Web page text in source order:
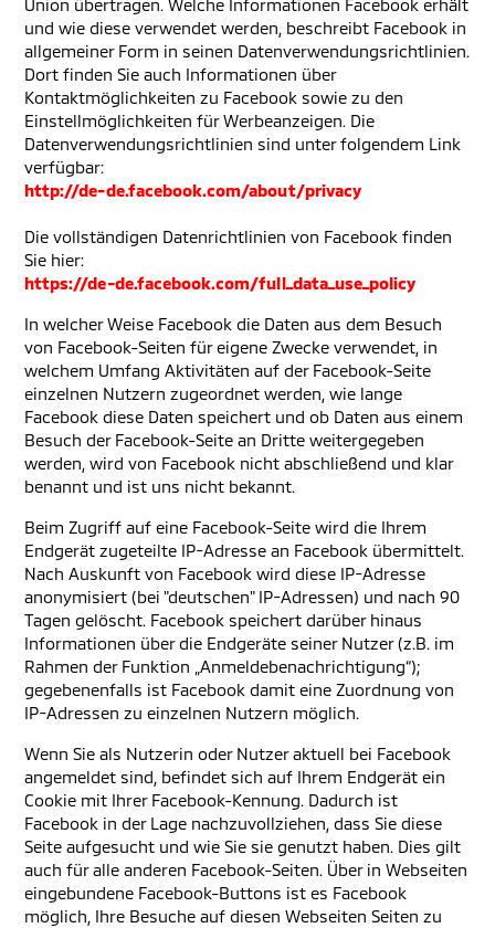
Union übertragen. Welche Informationen Facebook erhält
und wie diese verwendet werden, beschreibt Facebook in
allgemeiner Form in seinen Datenverwendungsrichtlinien.
Dort finden Sie auch Informationen über
Kontaktmöglichkeiten zu Facebook sowie zu den
Einstellmöglichkeiten für Werbeanzeigen. Die
Datenverwendungsrichtlinien sind unter folgendem Link
verfügbar:
http://de-de.facebook.com/about/privacy
Die vollständigen Datenrichtlinien von Facebook finden
Sie hier:
https://de-de.facebook.com/full_data_use_policy
In welcher Weise Facebook die Daten aus dem Besuch
von Facebook-Seiten für eigene Zwecke verwendet, in
welchem Umfang Aktivitäten auf der Facebook-Seite
einzelnen Nutzern zugeordnet werden, wie lange
Facebook diese Daten speichert und ob Daten aus einem
Besuch der Facebook-Seite an Dritte weitergegeben
werden, wird von Facebook nicht abschließend und klar
benannt und ist uns nicht bekannt.
Beim Zugriff auf eine Facebook-Seite wird die Ihrem
Endgerät zugeteilte IP-Adresse an Facebook übermittelt.
Nach Auskunft von Facebook wird diese IP-Adresse
anonymisiert (bei "deutschen" IP-Adressen) und nach 90
Tagen gelöscht. Facebook speichert darüber hinaus
Informationen über die Endgeräte seiner Nutzer (z.B. im
Rahmen der Funktion „Anmeldebenachrichtigung“);
gegebenenfalls ist Facebook damit eine Zuordnung von
IP-Adressen zu einzelnen Nutzern möglich.
Wenn Sie als Nutzerin oder Nutzer aktuell bei Facebook
angemeldet sind, befindet sich auf Ihrem Endgerät ein
Cookie mit Ihrer Facebook-Kennung. Dadurch ist
Facebook in der Lage nachzuvollziehen, dass Sie diese
Seite aufgesucht und wie Sie sie genutzt haben. Dies gilt
auch für alle anderen Facebook-Seiten. Über in Webseiten
eingebundene Facebook-Buttons ist es Facebook
möglich, Ihre Besuche auf diesen Webseiten Seiten zu